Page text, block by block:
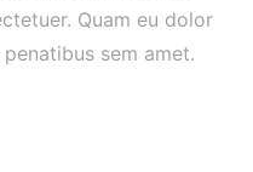
Quam eu dolor
sem amet.